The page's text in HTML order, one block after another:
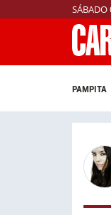
SÁBADO
PAMPITA